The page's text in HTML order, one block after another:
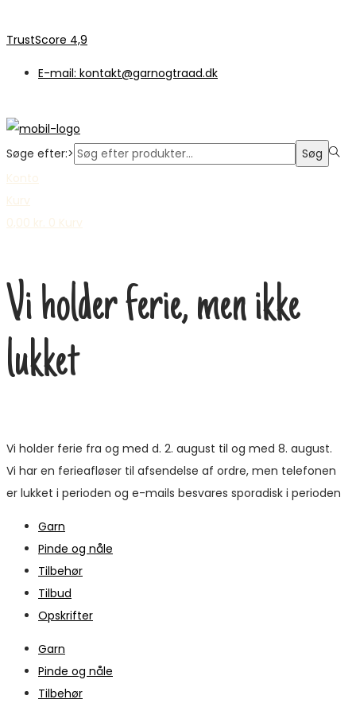
TrustScore 4,9
E-mail: kontakt@garnogtraad.dk
Søge efter:>
Søg
Konto
Kurv
0,00 kr. 0 Kurv
Vi holder ferie, men ikke
lukket
Vi holder ferie fra og med d. 2. august til og med 8. august.
Vi har en ferieafløser til afsendelse af ordre, men telefonen
er lukket i perioden og e-mails besvares sporadisk i perioden
Garn
Pinde og nåle
Tilbehør
Tilbud
Opskrifter
Garn
Pinde og nåle
Tilbehør